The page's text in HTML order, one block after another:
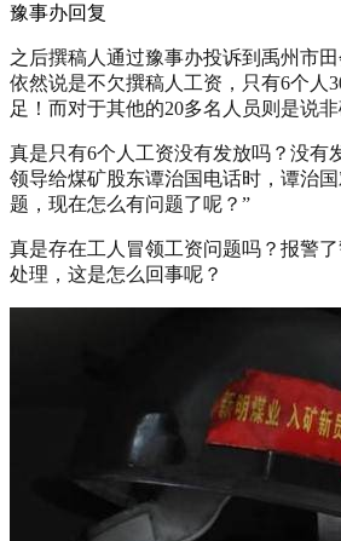
豫事办回复
之后撰稿人通过豫事办投诉到禹州市
依然说是不欠撰稿人工资，只有6个人
足！而对于其他的20多名人员则是说
真是只有6个人工资没有发放吗？没有
领导给煤矿股东谭治国电话时，谭治
题，现在怎么有问题了呢？”
真是存在工人冒领工资问题吗？报警
处理，这是怎么回事呢？